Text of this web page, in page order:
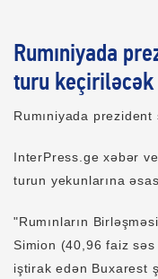
Rumıniyada
turu keçiriləcək
Rumıniyada
InterPress.ge xəbər
turun yekunlarına
"Rumınların
Simion (40,96 faiz
iştirak edən Buxarest